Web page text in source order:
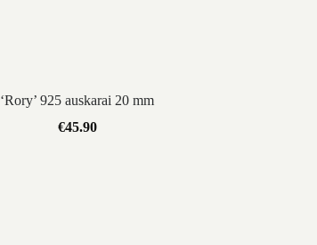
‘Rory’ 925 auskarai 20 mm
€45.90